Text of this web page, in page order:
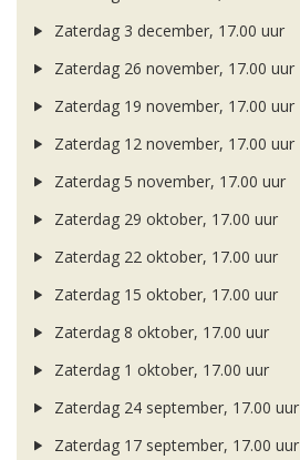
Zaterdag 3 december, 17.00 uur
Zaterdag 26 november, 17.00 uur
Zaterdag 19 november, 17.00 uur
Zaterdag 12 november, 17.00 uur
Zaterdag 5 november, 17.00 uur
Zaterdag 29 oktober, 17.00 uur
Zaterdag 22 oktober, 17.00 uur
Zaterdag 15 oktober, 17.00 uur
Zaterdag 8 oktober, 17.00 uur
Zaterdag 1 oktober, 17.00 uur
Zaterdag 24 september, 17.00 uur
Zaterdag 17 september, 17.00 uur